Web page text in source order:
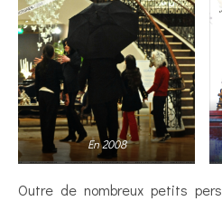
En 2008
Outre de nombreux petits